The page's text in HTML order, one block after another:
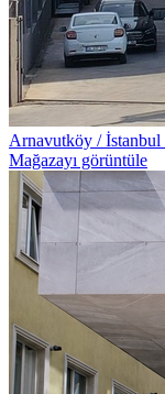
Arnavutköy / İstanbul
Mağazayı görüntüle